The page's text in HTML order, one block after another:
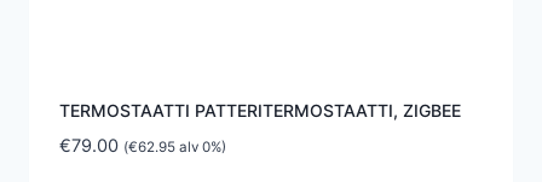
TERMOSTAATTI PATTERITERMOSTAATTI, ZIGBEE
€79.00 (€62.95alv 0%)